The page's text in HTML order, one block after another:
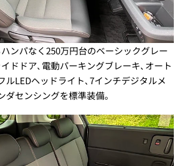
ンパなく250万円台のベーシックグレー
ドドア､電動パーキングブレーキ､オート
ルLEDヘッドライト､7インチデジタルメ
ダセンシングを標準装備。